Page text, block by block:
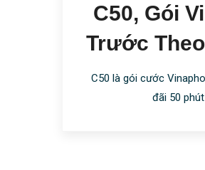
C50, Gói
Trước
C50 là gói cước
đãi 50